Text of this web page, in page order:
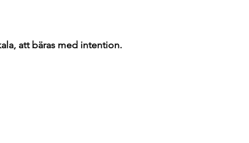
att bäras med intention.